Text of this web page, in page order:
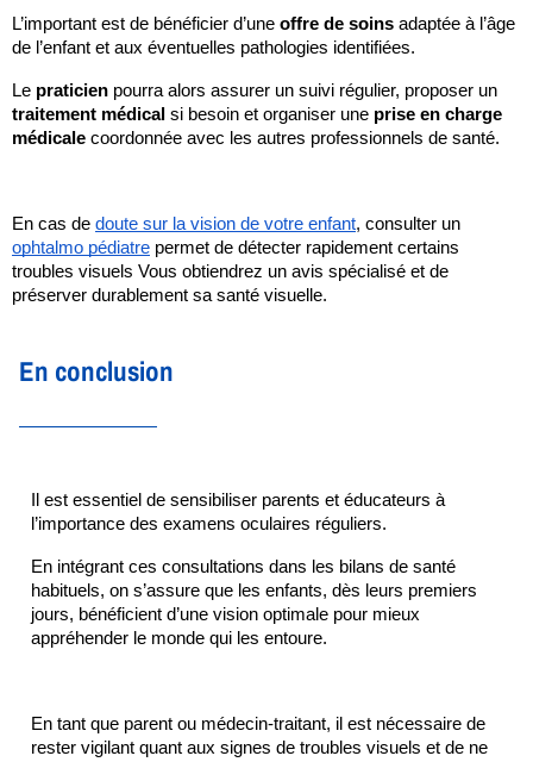
L’important est de bénéficier d’une offre de soins adaptée à l’âge
de l’enfant et aux éventuelles pathologies identifiées.
Le praticien
traitement médical si besoin et organiser une prise en charge
médicale coordonnée avec les autres professionnels de santé.
En cas de doute sur la vision de votre enfant
ophtalmo pédiatre permet de détecter rapidement certains
troubles visuels Vous obtiendrez un avis spécialisé et de
préserver durablement sa santé visuelle.
En conclusion
Il est essentiel de sensibiliser parents et éducateurs à
l’importance des examens oculaires réguliers.
En intégrant ces consultations dans les bilans de santé
habituels, on s’assure que les enfants, dès leurs premiers
jours, bénéficient d’une vision optimale pour mieux
appréhender le monde qui les entoure.
En tant que parent ou médecin-traitant, il est nécessaire de
rester vigilant quant aux signes de troubles visuels et de ne